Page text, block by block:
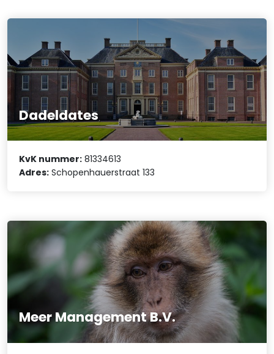
Dadeldates
KvK nummer: 81334613
Adres: Schopenhauerstraat 133
Meer Management B.V.